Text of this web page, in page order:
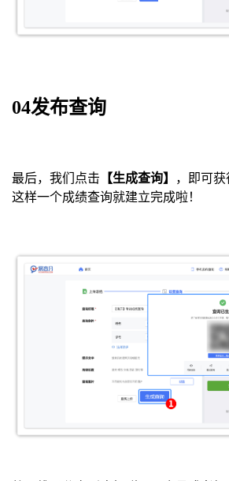
04发布查询
最后，我们点击 【生成查询】
，即可获
这样一个成绩查询就建立完成啦！